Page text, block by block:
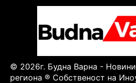
© 2026г. Будна Варна -
региона ® Собственост на